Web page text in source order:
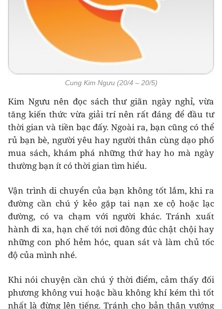
Cung Kim Ngưu (20/4 – 20/5)
Kim Ngưu nên đọc sách thư giãn ngày nghỉ, vừa
tăng kiến thức vừa giải trí nên rất đáng để đầu tư
thời gian và tiền bạc đấy. Ngoài ra, bạn cũng có thể
rủ bạn bè, người yêu hay người thân cùng dạo phố
mua sách, khám phá những thứ hay ho mà ngày
thường bạn ít có thời gian tìm hiểu.
Vận trình di chuyển của bạn không tốt lắm, khi ra
đường cần chú ý kẻo gặp tai nạn xe cộ hoặc lạc
đường, có va chạm với người khác. Tránh xuất
hành đi xa, hạn chế tới nơi đông đúc chật chội hay
những con phố hẻm hóc, quan sát và làm chủ tốc
độ của mình nhé.
Khi nói chuyện cần chú ý thời điểm, cảm thấy đối
phương không vui hoặc bầu không khí kém thì tốt
nhất là đừng lên tiếng. Tránh cho bản thân vướng